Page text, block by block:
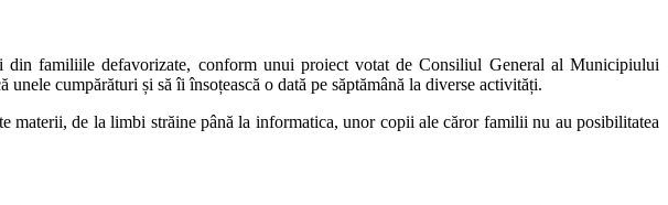
familiile defavorizate, conform unui proiect votat de Consiliul General al Municipiului
cumpărături și să îi însoțească o dată pe săptămână la diverse activități.
materii, de la limbi străine până la informatica, unor copii ale căror familii nu au posibilitatea